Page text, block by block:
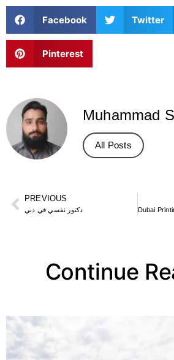
Facebook Twitter
Pinterest
Muhammad
All Posts
PREVIOUS
دكتور نفسي في دبي
Continue